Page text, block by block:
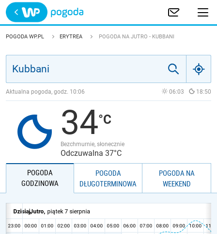
Trwa ładowanie
POLSKA
JAKOŚĆ POWIETRZA
POGODA WP.PL ERYTREA POGODA NA JUTRO - KUBBANI
Aktualna pogoda, godz. 10:06 06:03 18:50
34
Bezchmurnie, słonecznie
Odczuwalna 37°C
POGODA
GODZINOWA
POGODA
DŁUGOTERMINOWA
POGODA NA
WEEKEND